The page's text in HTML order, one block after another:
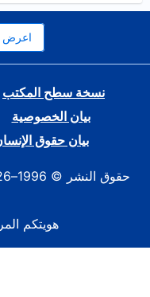
اعرض
نسخة سطح المكتب
بيان الخصوصية
بيان حقوق
هويتكم